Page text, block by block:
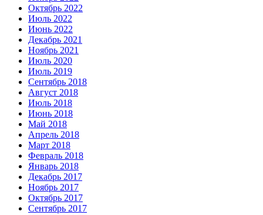
Октябрь 2022
Июль 2022
Июнь 2022
Декабрь 2021
Ноябрь 2021
Июль 2020
Июль 2019
Сентябрь 2018
Август 2018
Июль 2018
Июнь 2018
Май 2018
Апрель 2018
Март 2018
Февраль 2018
Январь 2018
Декабрь 2017
Ноябрь 2017
Октябрь 2017
Сентябрь 2017